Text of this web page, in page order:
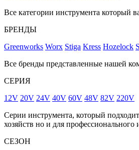
Все категории инструмента который
БРЕНДЫ
Greenworks Worx Stiga Kress Hozelock
Все бренды представленные нашей
СЕРИЯ
12V 20V 24V 40V 60V 48V 82V 220V
Серии инструмента, который
хозяйств но и для профессионального
СЕЗОН